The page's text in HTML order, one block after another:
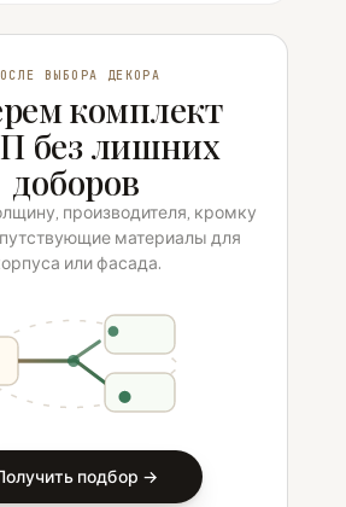
ВЫБОРА ДЕКОРА
комплект
без лишних
доборов
производителя, кромку
материалы для
или фасада.
подбор →